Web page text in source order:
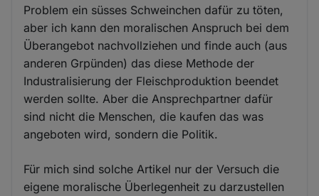
Problem ein süsses Schweinchen dafür zu töten,
aber ich kann den moralischen Anspruch bei dem
Überangebot nachvollziehen und finde auch (aus
anderen Grpünden) das diese Methode der
Industralisierung der Fleischproduktion beendet
werden sollte. Aber die Ansprechpartner dafür
sind nicht die Menschen, die kaufen das was
angeboten wird, sondern die Politik.
Für mich sind solche Artikel nur der Versuch die
eigene moralische Überlegenheit zu darzustellen